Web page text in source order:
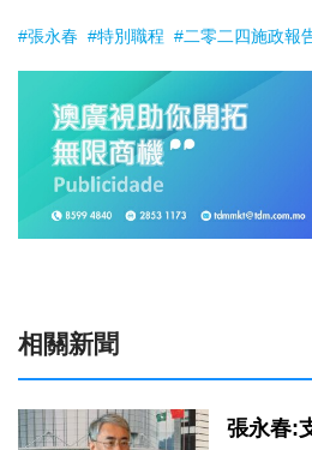
#張永春 #特別職程 #二零二四施政報
相關新聞
張永春: